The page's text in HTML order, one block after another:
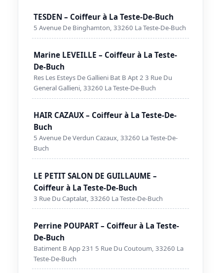
TESDEN – Coiffeur à La Teste-De-Buch
5 Avenue De Binghamton, 33260 La Teste-De-Buch
Marine LEVEILLE – Coiffeur à La Teste-
De-Buch
Res Les Esteys De Gallieni Bat B Apt 2 3 Rue Du
General Gallieni, 33260 La Teste-De-Buch
HAIR CAZAUX – Coiffeur à La Teste-De-
Buch
5 Avenue De Verdun Cazaux, 33260 La Teste-De-
Buch
LE PETIT SALON DE GUILLAUME –
Coiffeur à La Teste-De-Buch
3 Rue Du Captalat, 33260 La Teste-De-Buch
Perrine POUPART – Coiffeur à La Teste-
De-Buch
Batiment B App 231 5 Rue Du Coutoum, 33260 La
Teste-De-Buch